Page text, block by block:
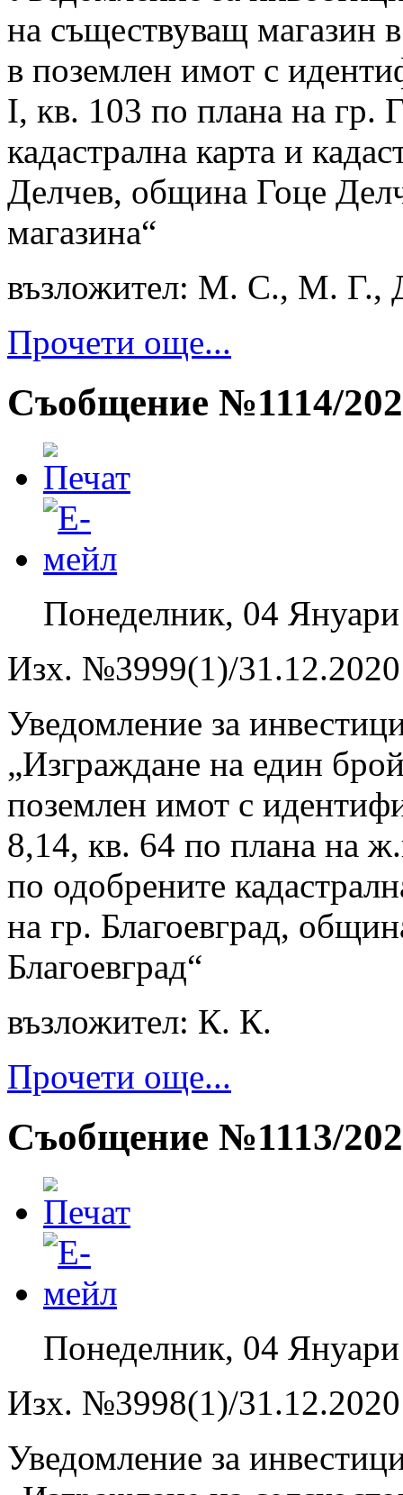
на съществуващ магазин
в поземлен имот с
I, кв. 103 по плана на гр.
кадастрална карта и
Делчев, община Гоце
магазина“
възложител: М. С., М. Г.,
Прочети още...
Съобщение №1114/
Понеделник, 04
Изх. №3999(1)/31.12.2020
Уведомление за
„Изграждане на един
поземлен имот с
8,14, кв. 64 по плана на
по одобрените
на гр. Благоевград,
Благоевград“
възложител: К. К.
Прочети още...
Съобщение №1113/
Понеделник, 04
Изх. №3998(1)/31.12.2020
Уведомление за